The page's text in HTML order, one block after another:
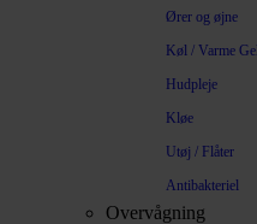
Ører og øjne
Køl / Varme Gel
Hudpleje
Kløe
Utøj / Flåter
Antibakteriel
Overvågning